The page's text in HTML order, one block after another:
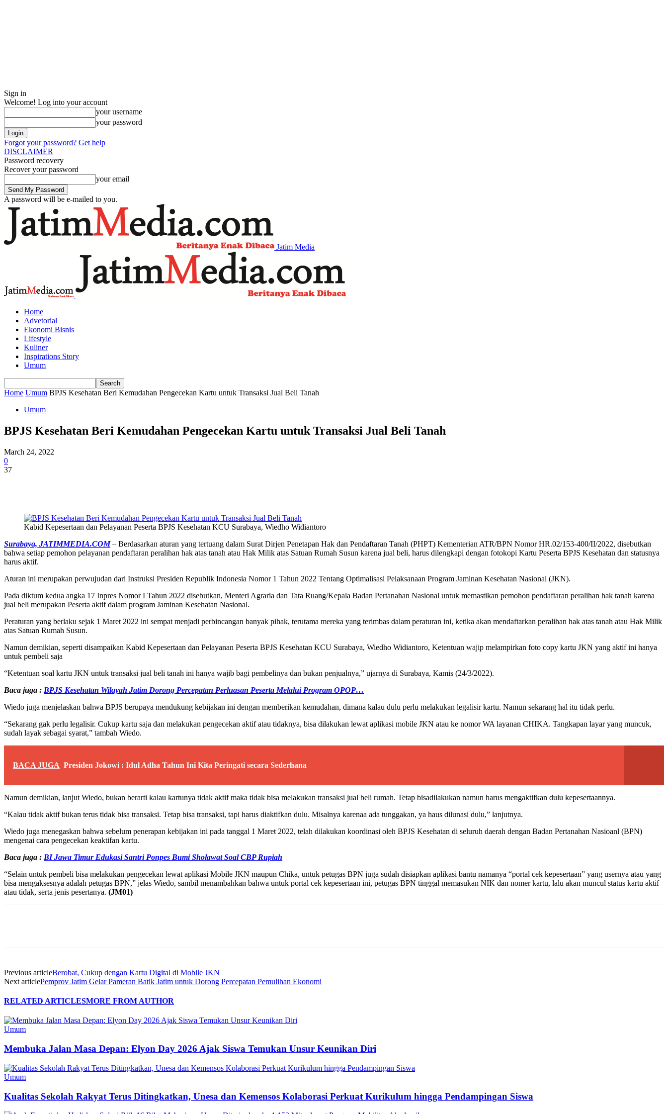
Sign in
Welcome! Log into your account
your username
your password
Forgot your password? Get help
DISCLAIMER
Password recovery
Recover your password
your email
A password will be e-mailed to you.
Jatim Media
Home
Advetorial
Ekonomi Bisnis
Lifestyle
Kuliner
Inspirations Story
Umum
Home Umum BPJS Kesehatan Beri Kemudahan Pengecekan Kartu untuk Transaksi Jual Beli Tanah
Umum
BPJS Kesehatan Beri Kemudahan Pengecekan Kartu untuk Transaksi Jual Beli Tanah
March 24, 2022
0
37
Kabid Kepesertaan dan Pelayanan Peserta BPJS Kesehatan KCU Surabaya, Wiedho Widiantoro
Surabaya, JATIMMEDIA.COM– Berdasarkan aturan yang tertuang dalam Surat Dirjen Penetapan Hak dan Pendaftaran Tanah (PHPT) Kementerian ATR/BPN Nomor HR.02/153-400/II/2022, disebutkan
bahwa setiap pemohon pelayanan pendaftaran peralihan hak atas tanah atau Hak Milik atas Satuan Rumah Susun karena jual beli, harus dilengkapi dengan fotokopi Kartu Peserta BPJS Kesehatan dan statusnya
harus aktif.
Aturan ini merupakan perwujudan dari Instruksi Presiden Republik Indonesia Nomor 1 Tahun 2022 Tentang Optimalisasi Pelaksanaan Program Jaminan Kesehatan Nasional (JKN).
Pada diktum kedua angka 17 Inpres Nomor I Tahun 2022 disebutkan, Menteri Agraria dan Tata Ruang/Kepala Badan Pertanahan Nasional untuk memastikan pemohon pendaftaran peralihan hak tanah karena
jual beli merupakan Peserta aktif dalam program Jaminan Kesehatan Nasional.
Peraturan yang berlaku sejak 1 Maret 2022 ini sempat menjadi perbincangan banyak pihak, terutama mereka yang terimbas dalam peraturan ini, ketika akan mendaftarkan peralihan hak atas tanah atau Hak Milik
atas Satuan Rumah Susun.
Namun demikian, seperti disampaikan Kabid Kepesertaan dan Pelayanan Peserta BPJS Kesehatan KCU Surabaya, Wiedho Widiantoro, Ketentuan wajip melampirkan foto copy kartu JKN yang aktif ini hanya
untuk pembeli saja
“Ketentuan soal kartu JKN untuk transaksi jual beli tanah ini hanya wajib bagi pembelinya dan bukan penjualnya,” ujarnya di Surabaya, Kamis (24/3/2022).
Baca juga : BPJS Kesehatan Wilayah Jatim Dorong Percepatan Perluasan Peserta Melalui Program OPOP…
Wiedo juga menjelaskan bahwa BPJS berupaya mendukung kebijakan ini dengan memberikan kemudahan, dimana kalau dulu perlu melakukan legalisir kartu. Namun sekarang hal itu tidak perlu.
“Sekarang gak perlu legalisir. Cukup kartu saja dan melakukan pengecekan aktif atau tidaknya, bisa dilakukan lewat aplikasi mobile JKN atau ke nomor WA layanan CHIKA. Tangkapan layar yang muncuk,
sudah layak sebagai syarat,” tambah Wiedo.
BACA JUGA Presiden Jokowi : Idul Adha Tahun Ini Kita Peringati secara Sederhana
Namun demikian, lanjut Wiedo, bukan berarti kalau kartunya tidak aktif maka tidak bisa melakukan transaksi jual beli rumah. Tetap bisadilakukan namun harus mengaktifkan dulu kepesertaannya.
“Kalau tidak aktif bukan terus tidak bisa transaksi. Tetap bisa transaksi, tapi harus diaktifkan dulu. Misalnya karenaa ada tunggakan, ya haus dilunasi dulu,” lanjutnya.
Wiedo juga menegaskan bahwa sebelum penerapan kebijakan ini pada tanggal 1 Maret 2022, telah dilakukan koordinasi oleh BPJS Kesehatan di seluruh daerah dengan Badan Pertanahan Nasioanl (BPN)
mengenai cara pengecekan keaktifan kartu.
Baca juga : BI Jawa Timur Edukasi Santri Ponpes Bumi Sholawat Soal CBP Rupiah
“Selain untuk pembeli bisa melakukan pengecekan lewat aplikasi Mobile JKN maupun Chika, untuk petugas BPN juga sudah disiapkan aplikasi bantu namanya “portal cek kepesertaan” yang usernya atau yang
bisa mengaksesnya adalah petugas BPN,” jelas Wiedo, sambil menambahkan bahwa untuk portal cek kepesertaan ini, petugas BPN tinggal memasukan NIK dan nomer kartu, lalu akan muncul status kartu aktif
atau tidak, serta jenis pesertanya. (JM01)
Previous articleBerobat, Cukup dengan Kartu Digital di Mobile JKN
Next articlePemprov Jatim Gelar Pameran Batik Jatim untuk Dorong Percepatan Pemulihan Ekonomi
RELATED ARTICLESMORE FROM AUTHOR
Umum
Membuka Jalan Masa Depan: Elyon Day 2026 Ajak Siswa Temukan Unsur Keunikan Diri
Umum
Kualitas Sekolah Rakyat Terus Ditingkatkan, Unesa dan Kemensos Kolaborasi Perkuat Kurikulum hingga Pendampingan Siswa